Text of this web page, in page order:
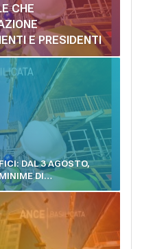
CHE
E PRESIDENTI
DAL 3 AGOSTO,
MINIME DI…